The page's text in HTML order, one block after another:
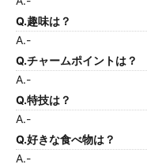
Q.趣味は？
A.-
Q.チャームポイントは？
A.-
Q.特技は？
A.-
Q.好きな食べ物は？
A.-